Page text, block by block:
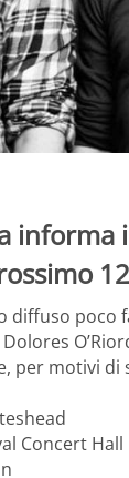
informa
diffuso poco
per motivi
Concert Hall